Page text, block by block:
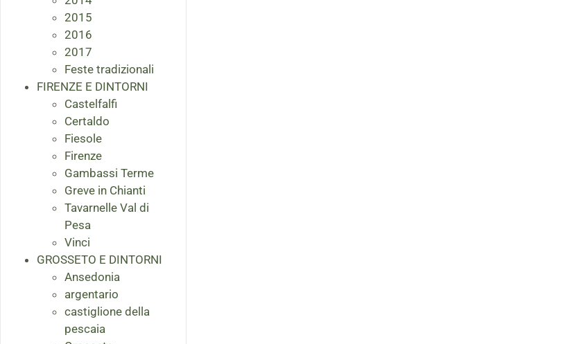
2015
2016
2017
Feste tradizionali
FIRENZE E DINTORNI
Castelfalfi
Certaldo
Fiesole
Firenze
Gambassi Terme
Greve in Chianti
Tavarnelle Val di
Pesa
Vinci
GROSSETO E DINTORNI
Ansedonia
argentario
castiglione della
pescaia